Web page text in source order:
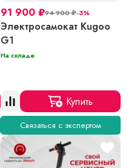
91 900 ₽94 900₽-3%
Электросамокат Kugoo
G1
На складе
Купить
Связаться с экспертом